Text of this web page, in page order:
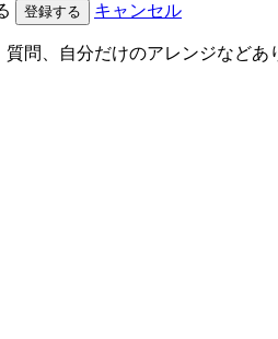
登録する キャンセル
問、自分だけのアレンジなどあ